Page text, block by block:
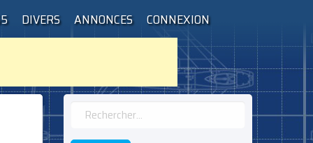
DIVERS ANNONCES CONNEXION
Rechercher :